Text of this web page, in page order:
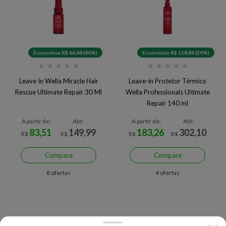
Economize R$ 66,48 (44%)
★ ★ ★ ★ ★
Leave In Wella Miracle Hair
Rescue Ultimate Repair 30 Ml
A partir de:
R$ 83,51
Até:
R$ 149,99
Compare
8 ofertas
Economize R$ 118,84 (39%)
★ ★ ★ ★ ★
Leave-in Protetor Térmico
Wella Professionals Ultimate
Repair 140 ml
A partir de:
R$ 183,26
Até:
R$ 302,10
Compare
4 ofertas